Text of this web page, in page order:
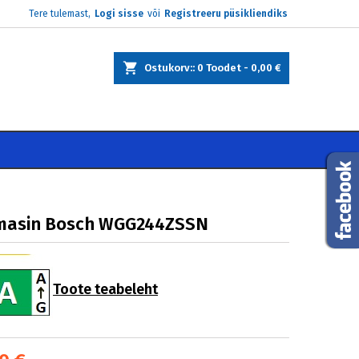
Tere tulemast, Logi sisse või Registreeru püsikliendiks
Ostukorv: 0 Toodet - 0,00 €
Bosch WGG244ZSSN
Toote teabeleht